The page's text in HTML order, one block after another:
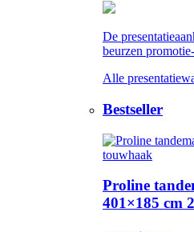
De
beurzen
Alle
Bestseller
Proline
401×185 cm